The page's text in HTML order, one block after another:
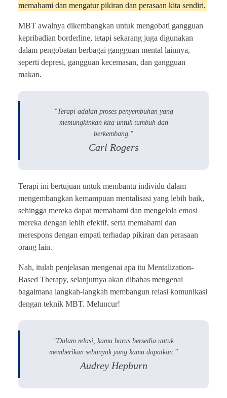
memahami dan mengatur pikiran dan perasaan kita sendiri.
MBT awalnya dikembangkan untuk mengobati gangguan
kepribadian borderline, tetapi sekarang juga digunakan
dalam pengobatan berbagai gangguan mental lainnya,
seperti depresi, gangguan kecemasan, dan gangguan
makan.
"Terapi adalah proses penyembuhan yang
memungkinkan kita untuk tumbuh dan
berkembang."
Carl Rogers
Terapi ini bertujuan untuk membantu individu dalam
mengembangkan kemampuan mentalisasi yang lebih baik,
sehingga mereka dapat memahami dan mengelola emosi
mereka dengan lebih efektif, serta memahami dan
merespons dengan empati terhadap pikiran dan perasaan
orang lain.
Nah, itulah penjelasan mengenai apa itu Mentalization-
Based Therapy, selanjutnya akan dibahas mengenai
bagaimana langkah-langkah membangun relasi komunikasi
dengan teknik MBT. Meluncur!
"Dalam relasi, kamu harus bersedia untuk
memberikan sebanyak yang kamu dapatkan."
Audrey Hepburn